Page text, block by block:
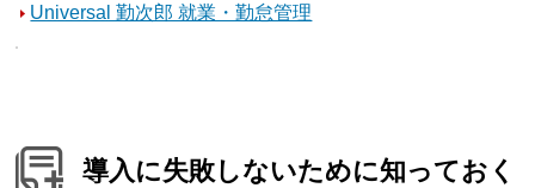
Universal 勤次郎 就業・勤怠管理
導入に失敗しないために知っておく